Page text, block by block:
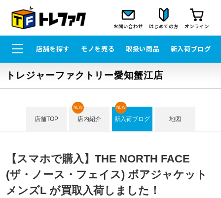
お問い合わせ はじめての方 オンライン
店舗を探す モノを売る 取扱い商品 新入荷ブログ
トレジャーファクトリー愛知蟹江店
店舗TOP 店内紹介
NEW
新入荷ブログ
NEW
地図
【スマホで購入】THE NORTH FACE
(ザ・ノース・フェイス) ボアジャケット
メンズL が買取入荷しました！